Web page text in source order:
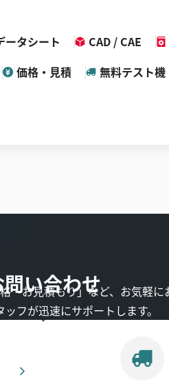
ータシート CAD / CAE
価格・見積
無料テスト機
い合わせ
・お見積もり」など、お気軽に
フが迅速にサポートします。